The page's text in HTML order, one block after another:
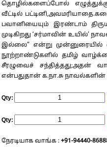
தொழில்களைப்போல்
வீட்டில்
பவானியையும் இரண்டாம்
முடிகிறது ‘சர்மாவின் உயில்’
இல்லை” என்று முன்னுரையில்
நூற்றாண்டுகளில் தமிழ்
சீரழுவைச் சந்தித்தது;அதன்
என்பதுதான் க.நா.சு நாவல்களின்
Qty:
Qty:
நேரடியாக வாங்க : +91-94440-